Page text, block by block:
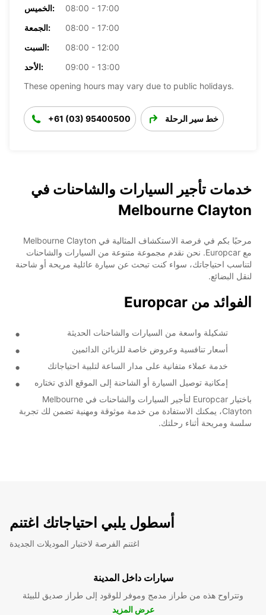
الخميس:
08:00 - 17:00
الجمعة:
08:00 - 17:00
السبت:
08:00 - 12:00
الأحد:
09:00 - 13:00
These opening hours may vary due to public holidays.
+61 (03) 95400500 خط سير الرحلة
خدمات تأجير السيارات والشاحنات في
Melbourne Clayton
مرحبًا بكم في فرصة الاستكشاف المثالية في Melbourne Clayton
مع Europcar. نحن نقدم مجموعة متنوعة من السيارات والشاحنات
لتناسب احتياجاتك، سواء كنت تبحث عن سيارة عائلية مريحة أو شاحنة
لنقل البضائع.
الفوائد من Europcar
تشكيلة واسعة من السيارات والشاحنات الحديثة
أسعار تنافسية وعروض خاصة للزبائن الدائمين
خدمة عملاء متفانية على مدار الساعة لتلبية احتياجاتك
إمكانية توصيل السيارة أو الشاحنة إلى الموقع الذي تختاره
باختيار Europcar لتأجير السيارات والشاحنات في Melbourne
Clayton، يمكنك الاستفادة من خدمة موثوقة ومهنية تضمن لك تجربة
سلسة ومريحة أثناء رحلتك.
أسطول يلبي احتياجاتك اغتنم
اغتنم الفرصة لاختبار الموديلات الجديدة
سيارات داخل المدينة
وتتراوح هذه من طراز مدمج وموفر للوقود إلى طراز صديق للبيئة
عرض المزيد